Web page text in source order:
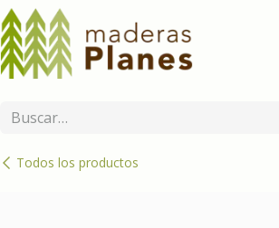
Ir al contenido
Todos los productos